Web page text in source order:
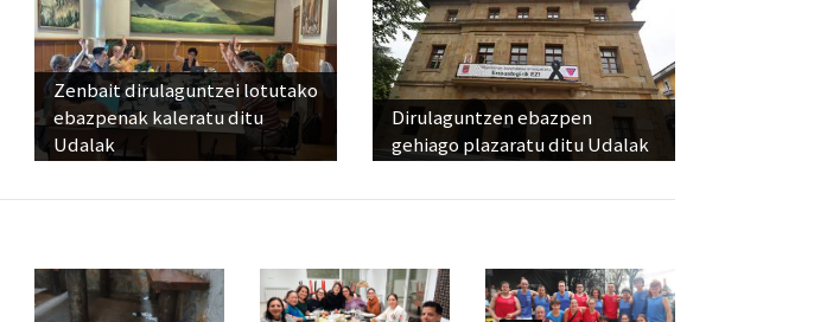
Zenbait dirulaguntzei lotutako
ebazpenak kaleratu ditu
Udalak
Dirulaguntzen ebazpen
gehiago plazaratu ditu Udalak